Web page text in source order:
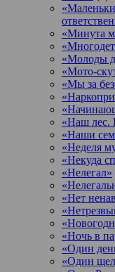
«Минута
«Молоды
«Мото-
«Мы за
«Наш лес.
«Наши
«Неделя
«Некуда
«Нелегал»
«Нет
«Ночь в
«Один
«Один